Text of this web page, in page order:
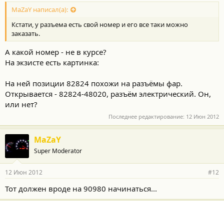
MaZaY написал(а):
Кстати, у разъема есть свой номер и его все таки можно
заказать.
А какой номер - не в курсе?
На экзисте есть картинка:
На ней позиции 82824 похожи на разъёмы фар.
Открывается - 82824-48020, разъём электрический. Он,
или нет?
Последнее редактирование: 12 Июн 2012
MaZaY
Super Moderator
12 Июн 2012 #12
Тот должен вроде на 90980 начинаться...